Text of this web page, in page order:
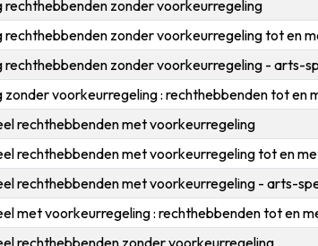
rechthebbenden zonder voorkeurregeling
zonder voorkeurregeling tot en
zonder voorkeurregeling - arts-
voorkeurregeling : rechthebbenden tot en
rechthebbenden met voorkeurregeling
rechthebbenden met voorkeurregeling tot en
rechthebbenden met voorkeurregeling - arts-
met voorkeurregeling : rechthebbenden tot en